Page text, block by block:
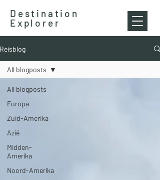
Destination
Explorer
Reisblog
All blogposts
Europa
Zuid-Amerika
Azië
Midden-
Amerika
Noord-Amerika
All blogposts